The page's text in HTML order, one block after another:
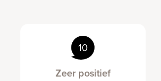
10
Zeer positief